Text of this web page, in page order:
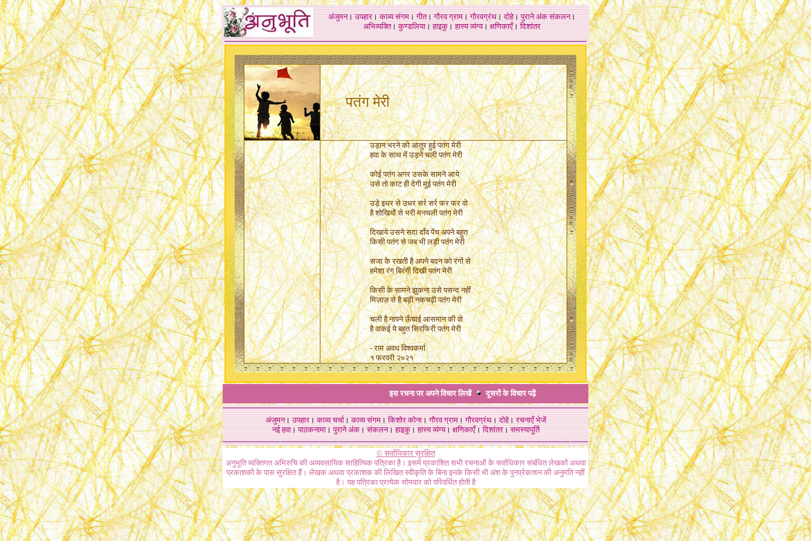
अंजुमन।उपहार।काव्य संगम।गीत।गौरव ग्राम।गौरवग्रंथ।दोहे।पुराने अंक संकलन।
अभिव्यक्ति।कुण्डलिया।हाइकु।हास्य व्यंग्य।क्षणिकाएँ।दिशांतर
पतंग मेरी
उड़ान भरने को आतुर हुई पतंग मेरी
हवा के साथ में उड़ने चली पतंग मेरी
कोई पतंग अगर उसके सामने आये
उसे तो काट ही देगी मुई पतंग मेरी
उड़े इधर से उधर सर्र सर्र फर फर वो
है शोखियों से भरी मनचली पतंग मेरी
दिखाये उसने सदा दाँव पेंच अपने बहुत
किसी पतंग से जब भी लड़ी पतंग मेरी
सजा के रखती है अपने बदन को रंगों से
हमेशा रंग बिरंगी दिखी पतंग मेरी
किसी के सामने झुकना उसे पसन्द नहीं
मिज़ाज़ से है बड़ी नकचढ़ी पतंग मेरी
चली है नापने ऊँचाई आसमान की वो
है वाकई ये बहुत सिरफिरी पतंग मेरी
- राम अवध विश्वकर्मा
१ फरवरी २०२१
इस रचना पर अपने विचार लिखें दूसरों के विचारपढ़ें
अंजुमन।उपहार।काव्य चर्चा।काव्य संगम।किशोर कोना।गौरव ग्राम।गौरवग्रंथ।दोहे।रचनाएँ भेजें
नई हवा। पाठकनामा। पुराने अंक। संकलन। हाइकु। हास्य व्यंग्य। क्षणिकाएँ। दिशांतर। समस्यापूर्ति
© सर्वाधिकार सुरक्षित
अनुभूति व्यक्तिगत अभिरुचि की अव्यवसायिक साहित्यिक पत्रिका है। इसमें प्रकाशित सभी रचनाओं के सर्वाधिकार संबंधित लेखकों अथवा
प्रकाशकों के पास सुरक्षित हैं। लेखक अथवा प्रकाशक की लिखित स्वीकृति के बिना इनके किसी भी अंश के पुनर्प्रकाशन की अनुमति नहीं
है। यह पत्रिका प्रत्येक सोमवार को परिवर्धित होती है